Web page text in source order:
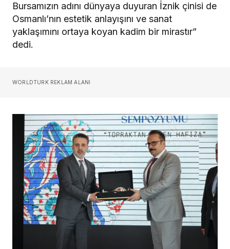
Bursamızın adını dünyaya duyuran İznik çinisi de
Osmanlı’nın estetik anlayışını ve sanat
yaklaşımını ortaya koyan kadim bir mirastır”
dedi.
WORLDTURK REKLAM ALANI